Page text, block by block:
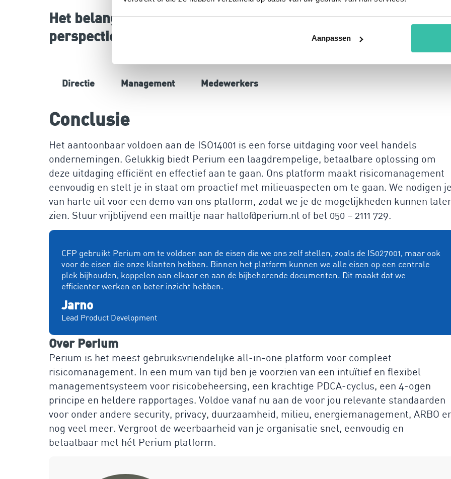
Aanpassen
Het belang van risicomanagement vanuit verschillende
perspectieven
Directie Management Medewerkers
Conclusie
Het aantoonbaar voldoen aan de ISO14001 is een forse uitdaging voor veel handels
ondernemingen. Gelukkig biedt Perium een laagdrempelige, betaalbare oplossing om
deze uitdaging efficiënt en effectief aan te gaan. Ons platform maakt risicomanagement
eenvoudig en stelt je in staat om proactief met milieuaspecten om te gaan. We nodigen
van harte uit voor een demo van ons platform, zodat we je de mogelijkheden kunnen
zien. Stuur vrijblijvend een mailtje naar hallo@perium.nl of bel 050 – 2111 729.
CFP gebruikt Perium om te voldoen aan de eisen die we ons zelf stellen, zoals de IS027001, maar ook
voor de eisen die onze klanten hebben. Binnen het platform kunnen we alle eisen op een centrale
plek bijhouden, koppelen aan elkaar en aan de bijbehorende documenten. Dit maakt dat we
efficienter werken en beter inzicht hebben.
Jarno
Lead Product Development
Over Perium
Perium is het meest gebruiksvriendelijke all-in-one platform voor compleet
risicomanagement. In een mum van tijd ben je voorzien van een intuïtief en flexibel
managementsysteem voor risicobeheersing, een krachtige PDCA-cyclus, een 4-ogen
principe en heldere rapportages. Voldoe vanaf nu aan de voor jou relevante standaarden
voor onder andere security, privacy, duurzaamheid, milieu, energiemanagement, ARBO
nog veel meer. Vergroot de weerbaarheid van je organisatie snel, eenvoudig en
betaalbaar met hét Perium platform.